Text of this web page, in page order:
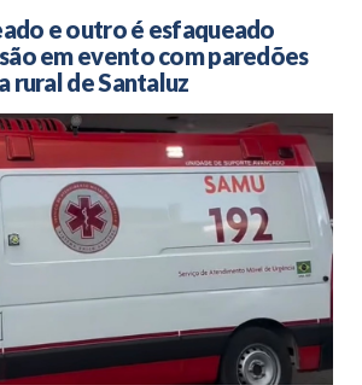
e outro é esfaqueado
em evento com paredões
rural de Santaluz